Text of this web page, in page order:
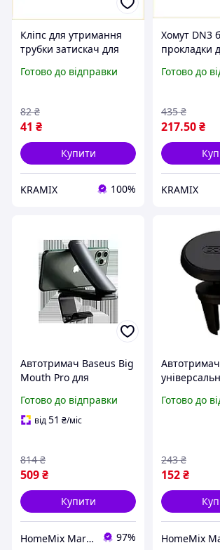
Кліпс для утримання
трубки затискач для
фіксації та зручності
Готово до відправки
41 ₴
82 ₴
Купити
KRAMIX 100%
Хомут DN3
прокладки
з'єднань
труб
Готово до
217.50₴
435 ₴
KRAMIX
Автотримач Baseus Big
Mouth Pro для
приладової панелі з
надійною фіксацією й
Готово до відправки
від51 ₴/міс
509₴
814 ₴
Купити
HomeMix Market 97%
дефлектор
Готово до
152₴
243 ₴